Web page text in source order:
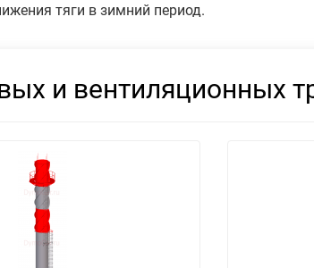
тяги в зимний период.
и вентиляционных